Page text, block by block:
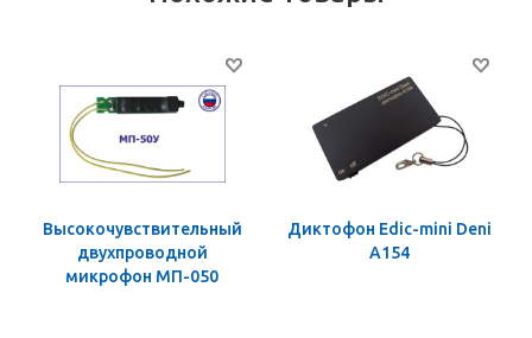
Высокочувствительный
двухпроводной
микрофон МП-050
Диктофон Edic-mini Deni
A154